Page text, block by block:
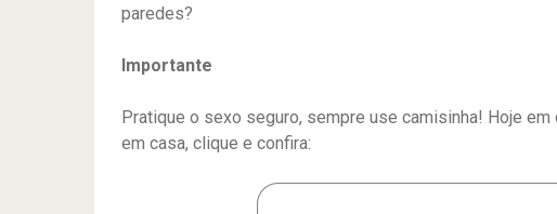
paredes?
Importante
Pratique o sexo seguro, sempre use camisinha! Hoje
em casa, clique e confira: